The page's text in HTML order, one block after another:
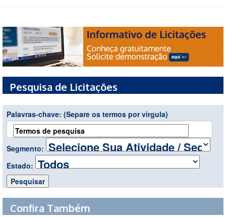
Pesquisa de Licitações
Palavras-chave: (Separe os termos por virgula)
Segmento:
Estado:
Confira Também